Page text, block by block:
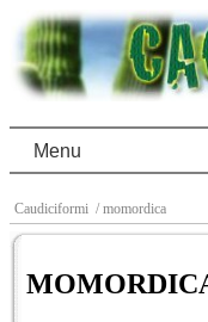
Menu
Caudiciformi / momordica